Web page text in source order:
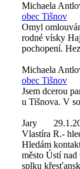
Michaela
obec Tišnov
Omyl
rodné vísky
pochopení.
Michaela
obec Tišnov
Jsem dcerou
u Tišnova. V
Jary
Vlastíra R.-
Hledám
město Ústí
splku